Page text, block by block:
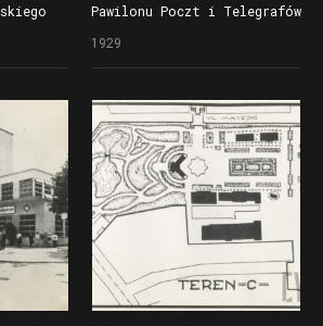
Pawilonu Poczt i Telegrafów
zaprojektowanego
na Powszechną Wystawę
Krajową (Pewukę)
1929